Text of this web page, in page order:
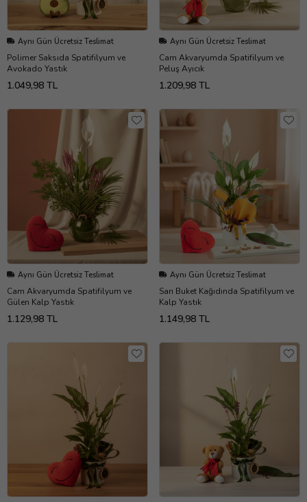
Aynı Gün Ücretsiz Teslimat
Polimer Saksıda Spatifilyum ve
Avokado Yastık
1.049,98 TL
Aynı Gün Ücretsiz Teslimat
Cam Akvaryumda Spatifilyum ve
Peluş Ayıcık
1.209,98 TL
Aynı Gün Ücretsiz Teslimat
Cam Akvaryumda Spatifilyum ve
Gülen Kalp Yastık
1.129,98 TL
Aynı Gün Ücretsiz Teslimat
Sarı Buket Kağıdında Spatifilyum ve
Kalp Yastık
1.149,98 TL